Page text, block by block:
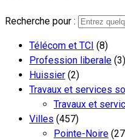
Recherche pour :
Télécom et TCI (8)
Profession liberale (3)
Huissier (2)
Travaux et services
Travaux et
Villes (457)
Pointe-Noire